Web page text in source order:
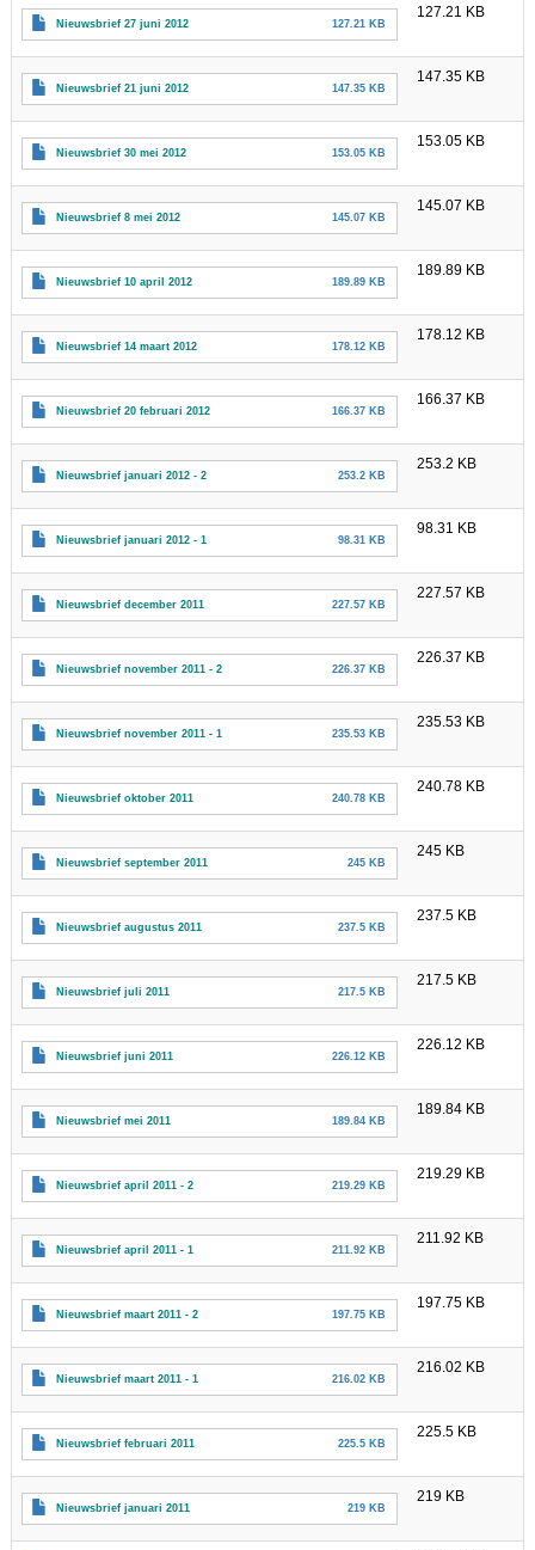
Nieuwsbrief 27 juni 2012 127.21 KB
127.21 KB
Nieuwsbrief 21 juni 2012 147.35 KB
147.35 KB
Nieuwsbrief 30 mei 2012 153.05 KB
153.05 KB
Nieuwsbrief 8 mei 2012 145.07 KB
145.07 KB
Nieuwsbrief 10 april 2012 189.89 KB
189.89 KB
Nieuwsbrief 14 maart 2012 178.12 KB
178.12 KB
Nieuwsbrief 20 februari 2012 166.37 KB
166.37 KB
Nieuwsbrief januari 2012 - 2 253.2 KB
253.2 KB
Nieuwsbrief januari 2012 - 1 98.31 KB
98.31 KB
Nieuwsbrief december 2011 227.57 KB
227.57 KB
Nieuwsbrief november 2011 - 2 226.37 KB
226.37 KB
Nieuwsbrief november 2011 - 1 235.53 KB
235.53 KB
Nieuwsbrief oktober 2011 240.78 KB
240.78 KB
Nieuwsbrief september 2011 245 KB
245 KB
Nieuwsbrief augustus 2011 237.5 KB
237.5 KB
Nieuwsbrief juli 2011 217.5 KB
217.5 KB
Nieuwsbrief juni 2011 226.12 KB
226.12 KB
Nieuwsbrief mei 2011 189.84 KB
189.84 KB
Nieuwsbrief april 2011 - 2 219.29 KB
219.29 KB
Nieuwsbrief april 2011 - 1 211.92 KB
211.92 KB
Nieuwsbrief maart 2011 - 2 197.75 KB
197.75 KB
Nieuwsbrief maart 2011 - 1 216.02 KB
216.02 KB
Nieuwsbrief februari 2011 225.5 KB
225.5 KB
Nieuwsbrief januari 2011 219 KB
219 KB